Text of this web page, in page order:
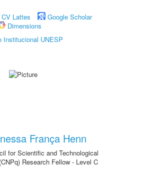
CV Lattes
Google Scholar
Dimensions
Institucional UNESP
França Henn
for Scientific and Technological
Research Fellow - Level C